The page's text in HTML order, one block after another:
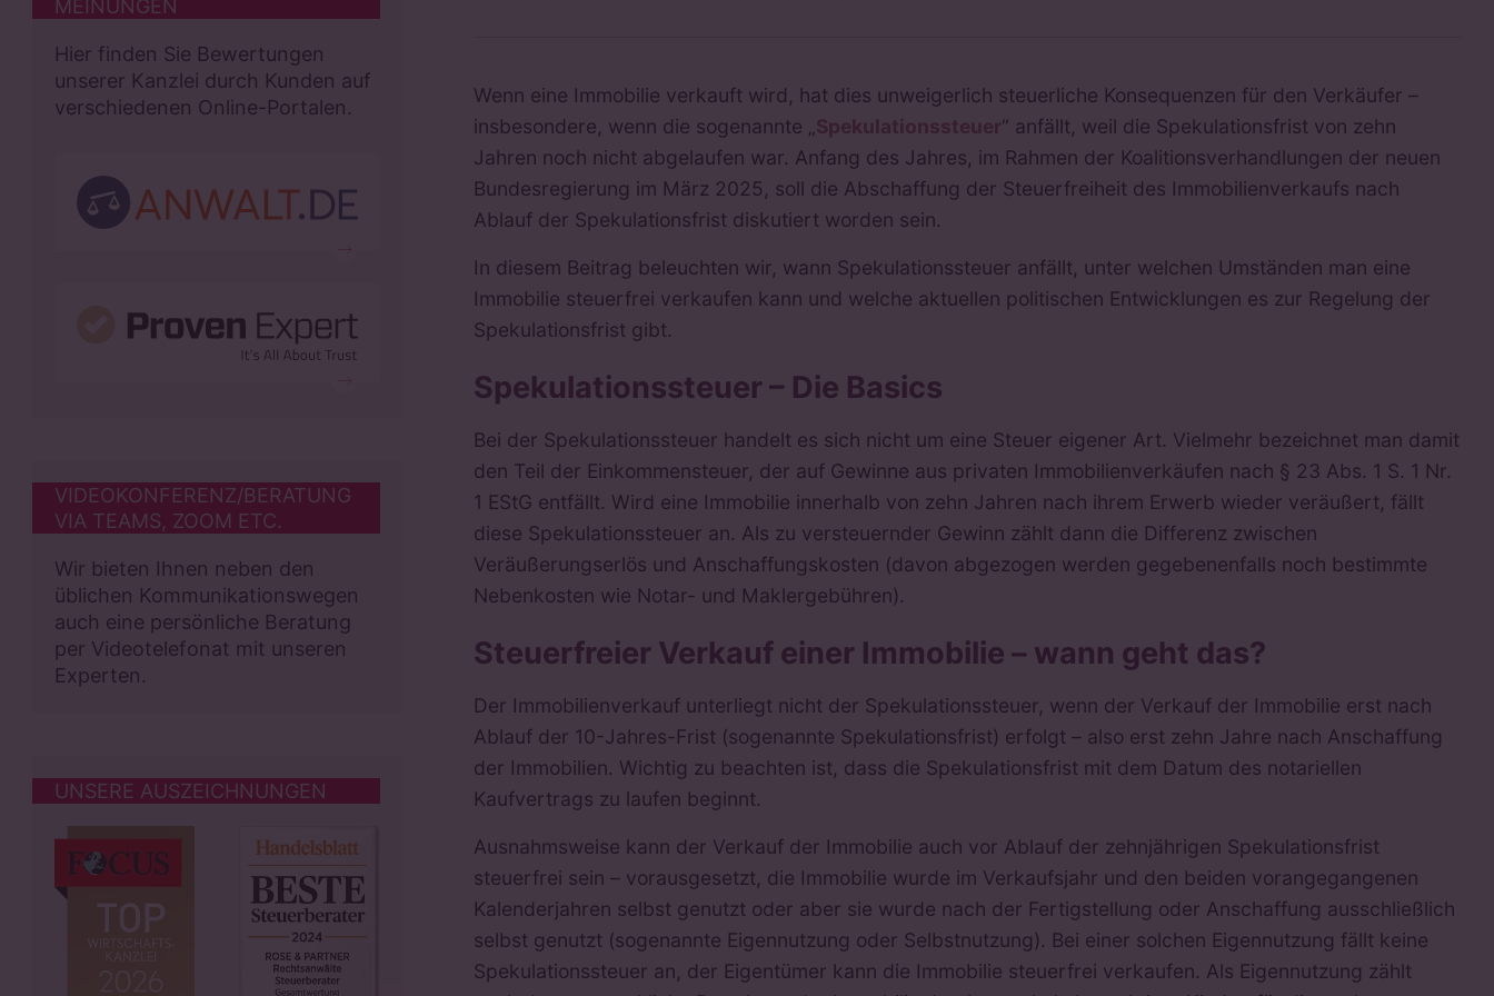
Wenn eine Immobilie verkauft wird, hat dies unweigerlich steuerliche Konsequenzen für den Verkäufer –
insbesondere, wenn die sogenannte „ Spekulationssteuer“ anfällt, weil die Spekulationsfrist von zehn
Jahren noch nicht abgelaufen war. Anfang des Jahres, im Rahmen der Koalitionsverhandlungen der neuen
Bundesregierung im März 2025, soll die Abschaffung der Steuerfreiheit des Immobilienverkaufs nach
Ablauf der Spekulationsfrist diskutiert worden sein.
In diesem Beitrag beleuchten wir, wann Spekulationssteuer anfällt, unter welchen Umständen man eine
Immobilie steuerfrei verkaufen kann und welche aktuellen politischen Entwicklungen es zur Regelung der
Spekulationsfrist gibt.
Spekulationssteuer – Die Basics
Bei der Spekulationssteuer handelt es sich nicht um eine Steuer eigener Art. Vielmehr bezeichnet man damit
den Teil der Einkommensteuer, der auf Gewinne aus privaten Immobilienverkäufen nach § 23 Abs. 1 S. 1 Nr.
1 EStG entfällt. Wird eine Immobilie innerhalb von zehn Jahren nach ihrem Erwerb wieder veräußert, fällt
diese Spekulationssteuer an. Als zu versteuernder Gewinn zählt dann die Differenz zwischen
Veräußerungserlös und Anschaffungskosten (davon abgezogen werden gegebenenfalls noch bestimmte
Nebenkosten wie Notar- und Maklergebühren).
Steuerfreier Verkauf einer Immobilie – wann geht das?
Der Immobilienverkauf unterliegt nicht der Spekulationssteuer, wenn der Verkauf der Immobilie erst nach
Ablauf der 10-Jahres-Frist (sogenannte Spekulationsfrist) erfolgt – also erst zehn Jahre nach Anschaffung
der Immobilien. Wichtig zu beachten ist, dass die Spekulationsfrist mit dem Datum des notariellen
Kaufvertrags zu laufen beginnt.
Ausnahmsweise kann der Verkauf der Immobilie auch vor Ablauf der zehnjährigen Spekulationsfrist
steuerfrei sein – vorausgesetzt, die Immobilie wurde im Verkaufsjahr und den beiden vorangegangenen
Kalenderjahren selbst genutzt oder aber sie wurde nach der Fertigstellung oder Anschaffung ausschließlich
selbst genutzt (sogenannte Eigennutzung oder Selbstnutzung). Bei einer solchen Eigennutzung fällt keine
Spekulationssteuer an, der Eigentümer kann die Immobilie steuerfrei verkaufen. Als Eigennutzung zählt
MEINUNGEN
Hier finden Sie Bewertungen
unserer Kanzlei durch Kunden auf
verschiedenen Online-Portalen.
VIDEOKONFERENZ/BERATUNG
VIA TEAMS, ZOOM ETC.
Wir bieten Ihnen neben den
üblichen Kommunikationswegen
auch eine persönliche Beratung
per Videotelefonat mit unseren
Experten.
UNSERE AUSZEICHNUNGEN